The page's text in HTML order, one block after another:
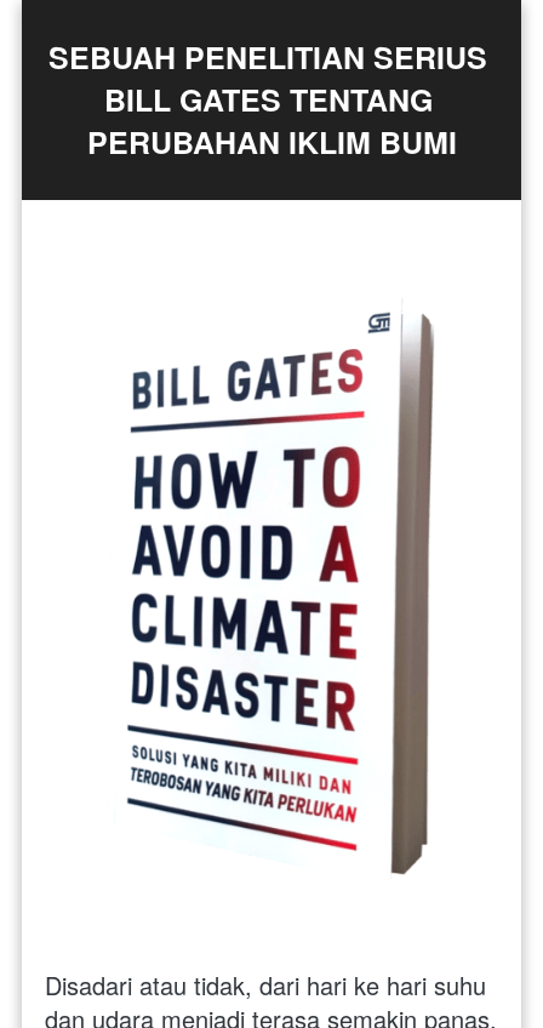
SEBUAH PENELITIAN SERIUS
BILL GATES TENTANG
PERUBAHAN IKLIM BUMI
Disadari atau tidak, dari hari ke hari suhu